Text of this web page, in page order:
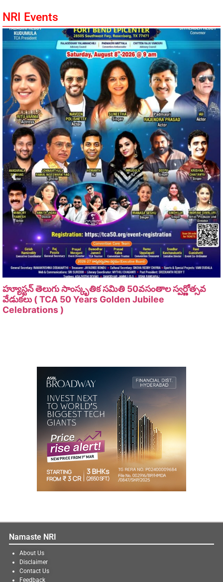
NRI Events
హ్యూస్టన్ తెలుగు సాంస్కృతిక సమితి 50వసంతాల స్వర్ణోత్సవ
వేడుకలు ( TCA 50 Years Golden Jubilee
Celebrations )
Namaste NRI
About Us
Disclaimer
Contact Us
Feedback